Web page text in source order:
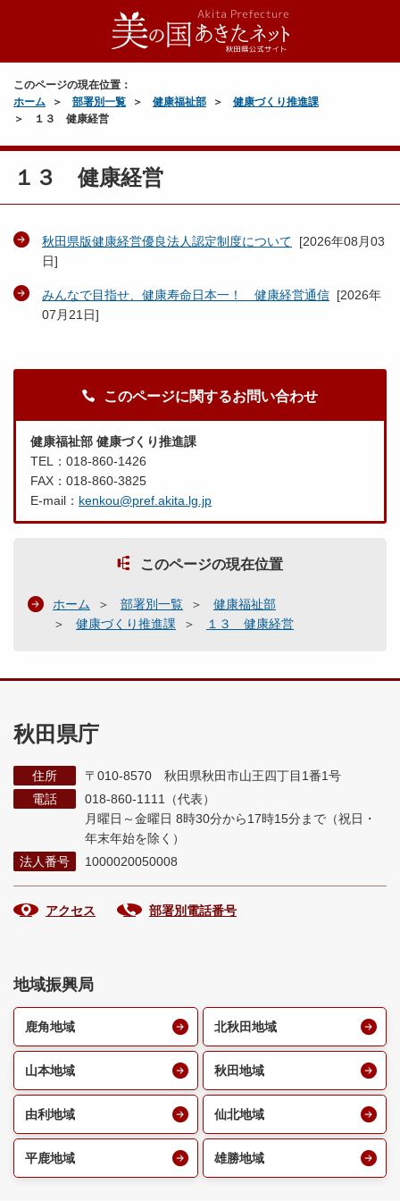
このページの現在位置：
ホーム
部署別一覧 健康福祉部
健康づくり推進課
１３ 健康経営
１３ 健康経営
秋田県版健康経営優良法人認定制度について [2026年08月03
日]
みんなで目指せ、健康寿命日本一！ 健康経営通信 [2026年
07月21日]
このページに関するお問い合わせ
健康福祉部 健康づくり推進課
TEL：018-860-1426
FAX：018-860-3825
E-mail： kenkou@pref.akita.lg.jp
このページの現在位置
ホーム 部署別一覧
健康福祉部
健康づくり推進課
１３ 健康経営
秋田県庁
住所
〒010-8570 秋田県秋田市山王四丁目1番1号
電話
018-860-1111（代表）
月曜日～金曜日 8時30分から17時15分まで （祝日・
年末年始を除く）
法人番号
1000020050008
アクセス 部署別電話番号
地域振興局
鹿角地域 北秋田地域
山本地域 秋田地域
由利地域 仙北地域
平鹿地域 雄勝地域